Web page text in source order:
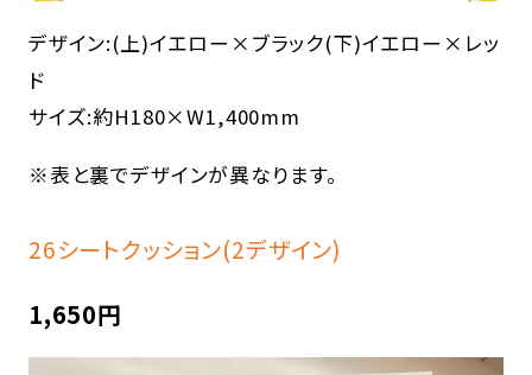
デザイン:(上)イエロー×ブラック(下)イエロー×レッ
ド
サイズ:約H180×W1,400mm
※表と裏でデザインが異なります。
26シートクッション(2デザイン)
1,650円